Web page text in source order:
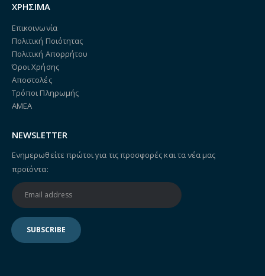
ΧΡΗΣΙΜΑ
Επικοινωνία
Πολιτική Ποιότητας
Πολιτική Απορρήτου
Όροι Χρήσης
Αποστολές
Τρόποι Πληρωμής
ΑΜΕΑ
NEWSLETTER
Ενημερωθείτε πρώτοι για τις προσφορές και τα νέα μας
προϊόντα: